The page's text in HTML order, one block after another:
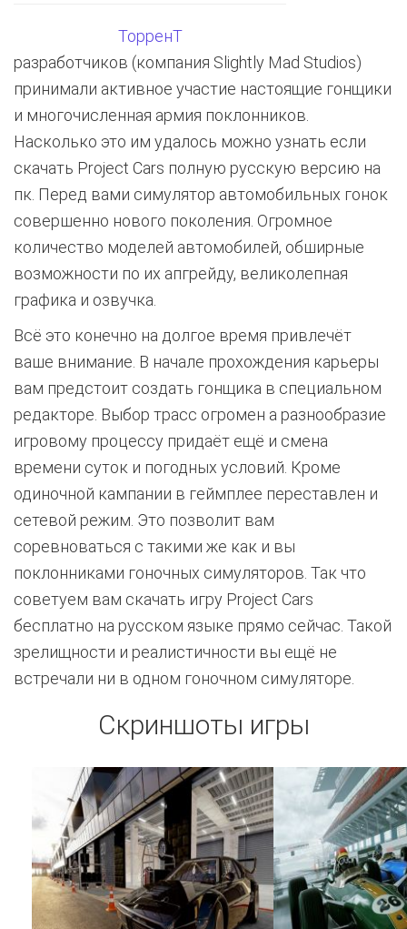
ТорренТ
разработчиков (компания Slightly Mad Studios)
принимали активное участие настоящие гонщики
и многочисленная армия поклонников.
Насколько это им удалось можно узнать если
скачать Project Cars полную русскую версию на
пк. Перед вами симулятор автомобильных гонок
совершенно нового поколения. Огромное
количество моделей автомобилей, обширные
возможности по их апгрейду, великолепная
графика и озвучка.
Всё это конечно на долгое время привлечёт
ваше внимание. В начале прохождения карьеры
вам предстоит создать гонщика в специальном
редакторе. Выбор трасс огромен а разнообразие
игровому процессу придаёт ещё и смена
времени суток и погодных условий. Кроме
одиночной кампании в геймплее переставлен и
сетевой режим. Это позволит вам
соревноваться с такими же как и вы
поклонниками гоночных симуляторов. Так что
советуем вам скачать игру Project Cars
бесплатно на русском языке прямо сейчас. Такой
зрелищности и реалистичности вы ещё не
встречали ни в одном гоночном симуляторе.
Скриншоты игры